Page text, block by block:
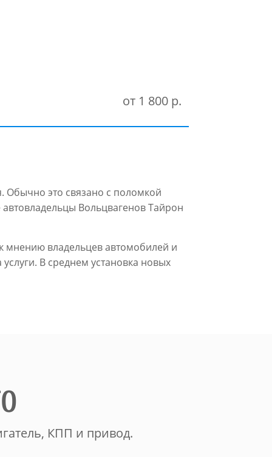
от 1 800 р.
Обычно это связано с поломкой
Вольцвагенов Тайрон
мнению владельцев автомобилей и
В среднем установка новых
КПП и привод.